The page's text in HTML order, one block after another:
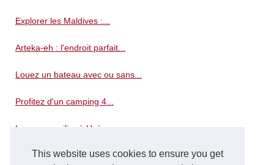
This website uses cookies to ensure you get
Explorer les Maldives :...
Arteka-eh : l'endroit parfait...
Louez un bateau avec ou sans...
Profitez d'un camping 4...
Louez un voilier à Hyères...
Les avantages de choisir un...